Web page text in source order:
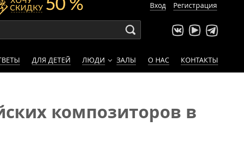
Вход Регистрация
ДЛЯ ДЕТЕЙ ЛЮДИ ЗАЛЫ О НАС КОНТАКТЫ
композиторов в